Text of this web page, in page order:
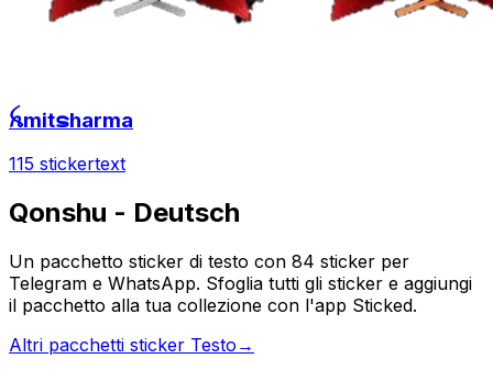
ꫝmitຣharma
115 stickertext
Qonshu - Deutsch
Un pacchetto sticker di testo con 84 sticker per
Telegram e WhatsApp. Sfoglia tutti gli sticker e aggiungi
il pacchetto alla tua collezione con l'app Sticked.
Altri pacchetti sticker Testo →